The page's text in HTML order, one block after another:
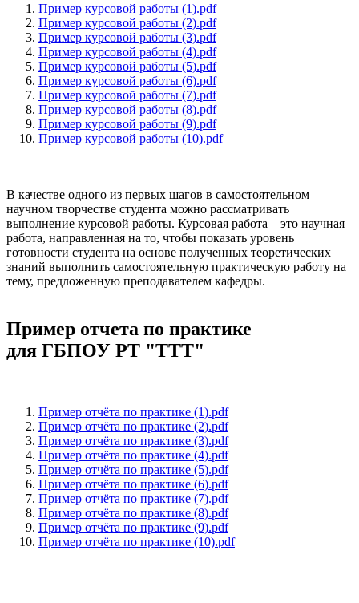
Пример курсовой работы (1).pdf
Пример курсовой работы (2).pdf
Пример курсовой работы (3).pdf
Пример курсовой работы (4).pdf
Пример курсовой работы (5).pdf
Пример курсовой работы (6).pdf
Пример курсовой работы (7).pdf
Пример курсовой работы (8).pdf
Пример курсовой работы (9).pdf
Пример курсовой работы (10).pdf
В качестве одного из первых шагов в самостоятельном
научном творчестве студента можно рассматривать
выполнение курсовой работы. Курсовая работа – это научная
работа, направленная на то, чтобы показать уровень
готовности студента на основе полученных теоретических
знаний выполнить самостоятельную практическую работу на
тему, предложенную преподавателем кафедры.
Пример отчета по практике
для ГБПОУ РТ "ТТТ"
Пример отчёта по практике (1).pdf
Пример отчёта по практике (2).pdf
Пример отчёта по практике (3).pdf
Пример отчёта по практике (4).pdf
Пример отчёта по практике (5).pdf
Пример отчёта по практике (6).pdf
Пример отчёта по практике (7).pdf
Пример отчёта по практике (8).pdf
Пример отчёта по практике (9).pdf
Пример отчёта по практике (10).pdf